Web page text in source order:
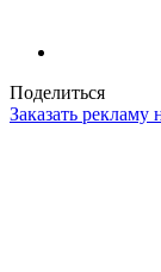
Поделиться
Заказать рекламу